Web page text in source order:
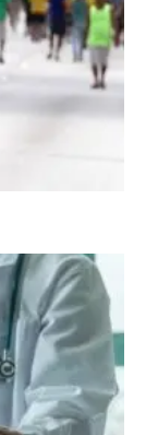
cura para